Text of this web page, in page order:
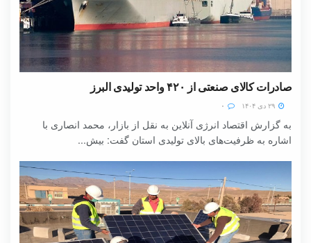
صادرات کالای صنعتی از ۴۲۰ واحد تولیدی البرز
به گزارش اقتصاد انرژی آنلاین به نقل از بازار، محمد انصاری با
اشاره به ظرفیت‌های بالای تولیدی استان گفت: بیش...